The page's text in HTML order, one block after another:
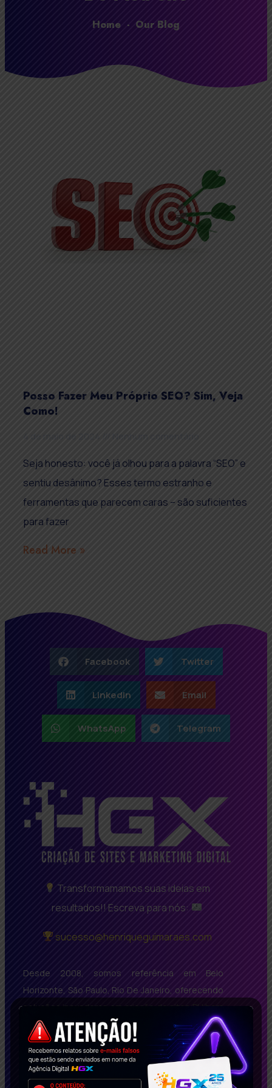
Home - Our Blog
Posso Fazer Meu Próprio SEO? Sim, Veja
Como!
Seja honesto: você já olhou para a palavra “SEO” e
sentiu desânimo? Esses termo estranho e
ferramentas que parecem caras – são suficientes
para fazer
Read More »
Facebook Twitter
LinkedIn Email
WhatsApp Telegram
Transformamamos suas ideias em
resultados!! Escreva para nós:
sucesso@henriqueguimaraes.com
Desde 2008, somos referência em Belo
Horizonte, São Paulo, Rio De Janeiro, oferecendo
soluções inovadoras em criação de sites BH bem
avaliados, SEO de Alta Performance e Marketing
Digital Inteligente. Com um portfólio repleto de
casos de sucesso, impactamos empresas no
Brasil e no exterior. Solicite agora seu estudo de